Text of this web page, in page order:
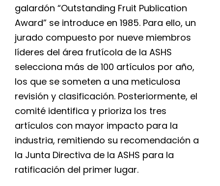
galardón “Outstanding Fruit Publication
Award” se introduce en 1985. Para ello, un
jurado compuesto por nueve miembros
líderes del área frutícola de la ASHS
selecciona más de 100 artículos por año,
los que se someten a una meticulosa
revisión y clasificación. Posteriormente, el
comité identifica y prioriza los tres
artículos con mayor impacto para la
industria, remitiendo su recomendación a
la Junta Directiva de la ASHS para la
ratificación del primer lugar.